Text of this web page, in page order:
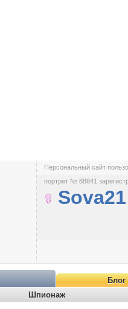
Персональный сайт
портрет № 88841
Sova21
Блог
Шпионаж